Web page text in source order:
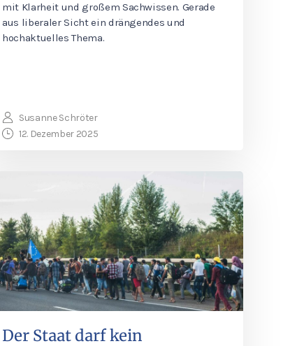
mit Klarheit und großem Sachwissen. Gerade
aus liberaler Sicht ein drängendes und
hochaktuelles Thema.
Susanne Schröter
12. Dezember 2025
Der Staat darf kein